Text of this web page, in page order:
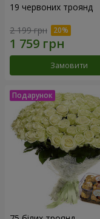
19 червоних троянд
2 199 грн
Замовити